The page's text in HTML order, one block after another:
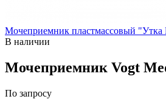
Мочеприемник пластмассовый "Утка
В наличии
Мочеприемник Vogt
По запросу